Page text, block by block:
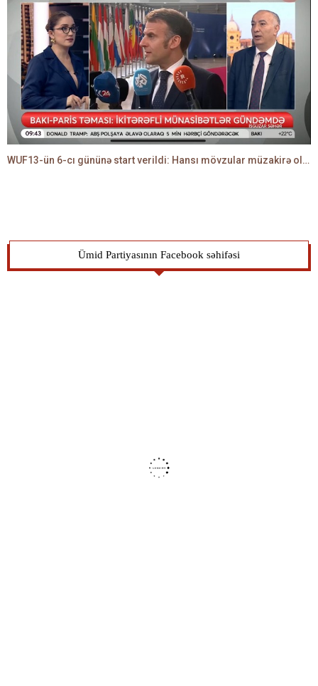
WUF13-ün 6-cı gününə start verildi: Hansı mövzular müzakirə olunacaq? -TALEH ƏLİYEV danışır
Ümid Partiyasının Facebook səhifəsi